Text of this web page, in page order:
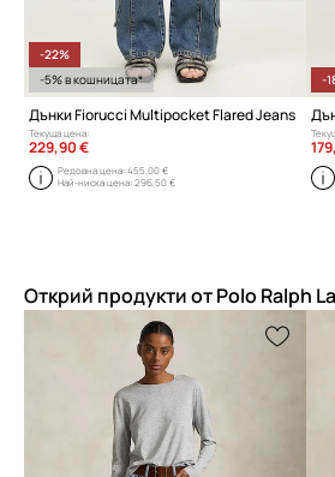
-22%
-5% в кошницата*
Дънки Fiorucci Multipocket Flared Jeans
Текуща цена:
229,90 €
Редовна цена:455,00 €
Най-ниска цена:296,50 €
-
Открий продукти от Polo Ralph